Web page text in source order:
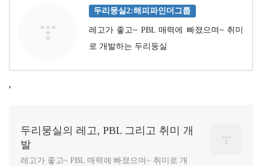
두리뭉실2:해피파인더그룹
레고가 좋고~ PBL 매력에 빠졌으며~ 취미
로 개발하는 두리둥실
,
두리뭉실의 레고, PBL 그리고 취미 개
발
레고가 좋고~ PBL 매력에 빠졌으며~ 취미로 개